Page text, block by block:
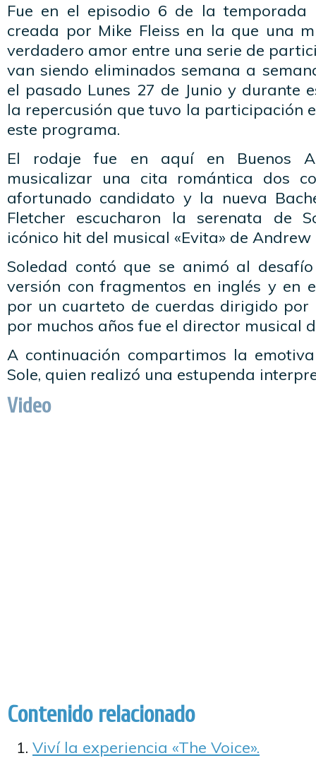
Fue en el episodio 6 de la temporada
creada por Mike Fleiss en la que una
verdadero amor entre una serie de
van siendo eliminados semana a
el pasado Lunes 27 de Junio y durante
la repercusión que tuvo la participación
este programa.
El rodaje fue en aquí en Buenos
musicalizar una cita romántica dos
afortunado candidato y la nueva
Fletcher escucharon la serenata de
icónico hit del musical «Evita» de
Soledad contó que se animó al
versión con fragmentos en inglés y en
por un cuarteto de cuerdas dirigido por
por muchos años fue el director musical
A continuación compartimos la
Sole, quien realizó una estupenda
Video
Contenido relacionado
Viví la experiencia «The Voice».